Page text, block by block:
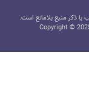
ذکر منبع بلامانع است.
Copyright ©